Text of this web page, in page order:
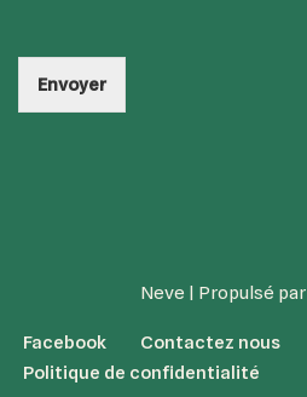
Envoyer
Neve | Propulsé par
Facebook
Contactez nous
Politique de confidentialité